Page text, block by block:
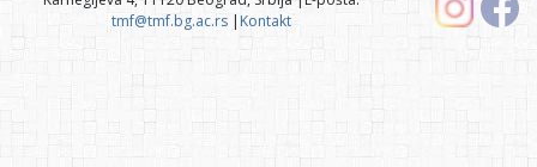
tmf@tmf.bg.ac.rs| Kontakt